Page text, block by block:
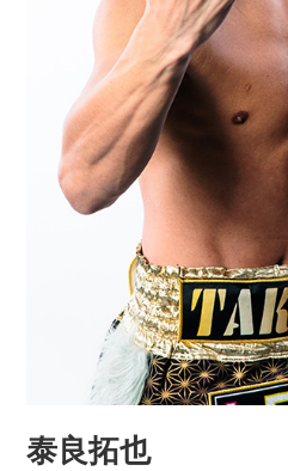
泰良拓也